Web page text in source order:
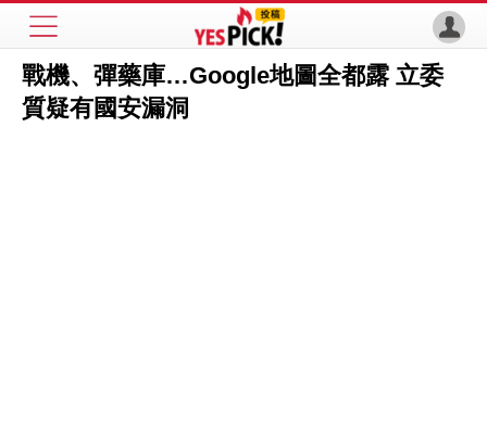
戰機、彈藥庫…Google地圖全都露 立委
質疑有國安漏洞